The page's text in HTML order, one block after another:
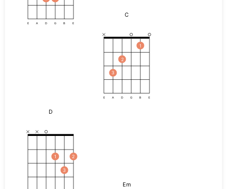
E A D G B E
C
3
2
1
E A D G B E
D
1
3
2
Em